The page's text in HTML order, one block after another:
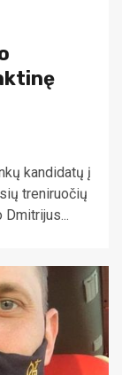
kandidatų į
treniruočių